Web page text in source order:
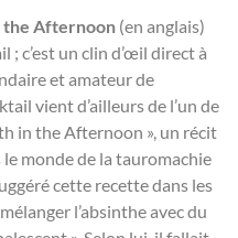
the Afternoon (en anglais)
; c’est un clin d’œil direct à
et amateur de
vient d’ailleurs de l’un de
in the Afternoon », un récit
monde de la tauromachie
cette recette dans les
l’absinthe avec du